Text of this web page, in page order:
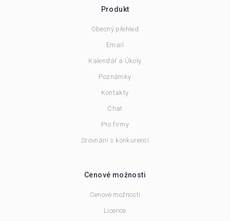
Produkt
Obecný přehled
Email
Kalendář a Úkoly
Poznámky
Kontakty
Chat
Pro firmy
Srovnání s konkurencí
Cenové možnosti
Cenové možnosti
Licence